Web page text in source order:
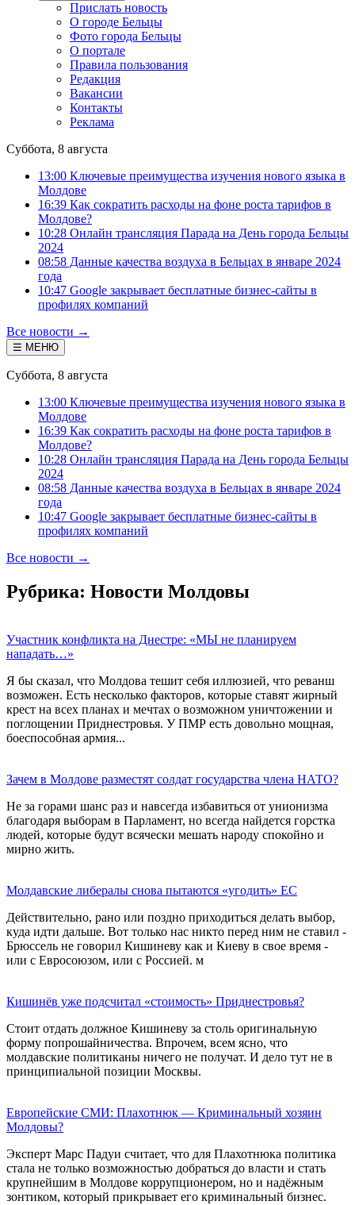
Прислать новость
О городе Бельцы
Фото города Бельцы
О портале
Правила пользования
Редакция
Вакансии
Контакты
Реклама
Суббота, 8 августа
13:00 Ключевые преимущества изучения нового языка в
Молдове
16:39 Как сократить расходы на фоне роста тарифов в
Молдове?
10:28 Онлайн трансляция Парада на День города Бельцы
2024
08:58 Данные качества воздуха в Бельцах в январе 2024
года
10:47 Google закрывает бесплатные бизнес-сайты в
профилях компаний
Все новости →
☰ МЕНЮ
Суббота, 8 августа
13:00 Ключевые преимущества изучения нового языка в
Молдове
16:39 Как сократить расходы на фоне роста тарифов в
Молдове?
10:28 Онлайн трансляция Парада на День города Бельцы
2024
08:58 Данные качества воздуха в Бельцах в январе 2024
года
10:47 Google закрывает бесплатные бизнес-сайты в
профилях компаний
Все новости →
Рубрика: Новости Молдовы
Участник конфликта на Днестре: «МЫ не планируем
нападать…»
Я бы сказал, что Молдова тешит себя иллюзией, что реванш
возможен. Есть несколько факторов, которые ставят жирный
крест на всех планах и мечтах о возможном уничтожении и
поглощении Приднестровья. У ПМР есть довольно мощная,
боеспособная армия...
Зачем в Молдове разместят солдат государства члена НАТО?
Не за горами шанс раз и навсегда избавиться от унионизма
благодаря выборам в Парламент, но всегда найдется горстка
людей, которые будут всячески мешать народу спокойно и
мирно жить.
Молдавские либералы снова пытаются «угодить» ЕС
Действительно, рано или поздно приходиться делать выбор,
куда идти дальше. Вот только нас никто перед ним не ставил -
Брюссель не говорил Кишиневу как и Киеву в свое время -
или с Евросоюзом, или с Россией. м
Кишинёв уже подсчитал «стоимость» Приднестровья?
Стоит отдать должное Кишиневу за столь оригинальную
форму попрошайничества. Впрочем, всем ясно, что
молдавские политиканы ничего не получат. И дело тут не в
принципиальной позиции Москвы.
Европейские СМИ: Плахотнюк — Криминальный хозяин
Молдовы?
Эксперт Марс Падуи считает, что для Плахотнюка политика
стала не только возможностью добраться до власти и стать
крупнейшим в Молдове коррупционером, но и надёжным
зонтиком, который прикрывает его криминальный бизнес.